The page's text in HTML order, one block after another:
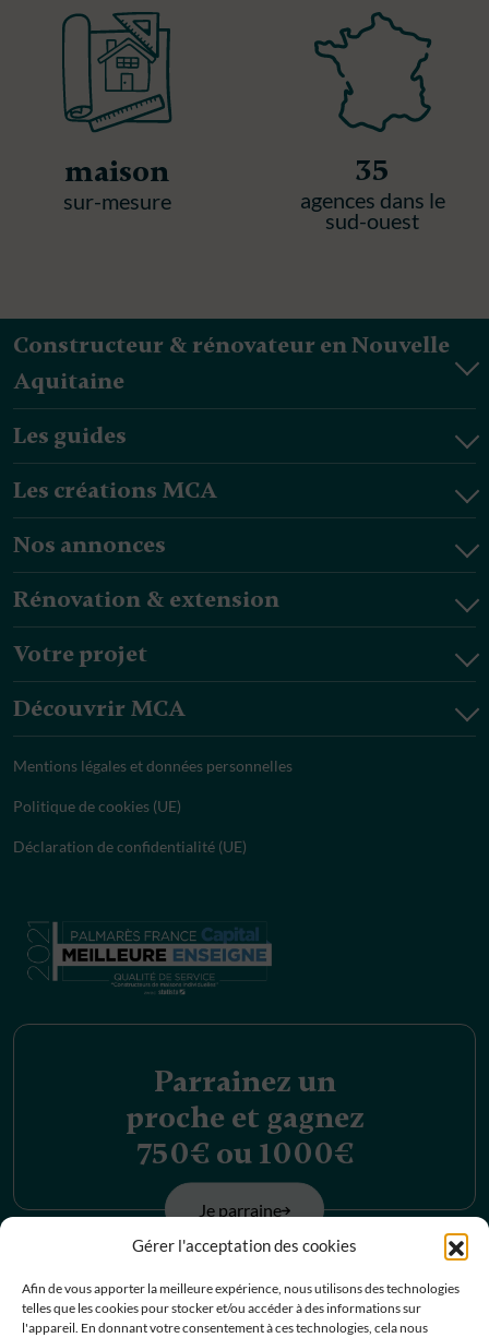
Gérer l'acceptation des cookies
Afin de vous apporter la meilleure expérience, nous utilisons des technologies
telles que les cookies pour stocker et/ou accéder à des informations sur
l'appareil. En donnant votre consentement à ces technologies, cela nous
maison
sur-mesure
35
agences dans le
sud-ouest
Constructeur & rénovateur en Nouvelle
Aquitaine
Les guides
Les créations MCA
Nos annonces
Rénovation & extension
Votre projet
Découvrir MCA
Mentions légales et données personnelles
Politique de cookies (UE)
Déclaration de confidentialité (UE)
Parrainez un
proche et gagnez
750€ ou 1000€
Je parraine
Découvrez nos